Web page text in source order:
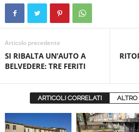
Articolo precedente
SI RIBALTA UN’AUTO A
BELVEDERE: TRE FERITI
ARTICOLI CORRELATI